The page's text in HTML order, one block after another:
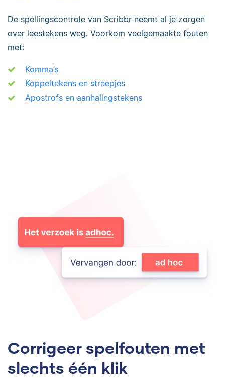
De spellingscontrole van Scribbr neemt al je zorgen
over leestekens weg. Voorkom veelgemaakte fouten
met:
Komma’s
Koppeltekens en streepjes
Apostrofs en aanhalingstekens
Corrigeer spelfouten met
slechts één klik